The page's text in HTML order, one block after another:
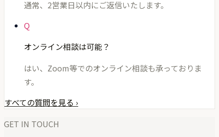
通常、2営業日以内にご返信いたします。
Q
オンライン相談は可能？
はい、Zoom等でのオンライン相談も承っておりま
す。
すべての質問を見る ›
GET IN TOUCH